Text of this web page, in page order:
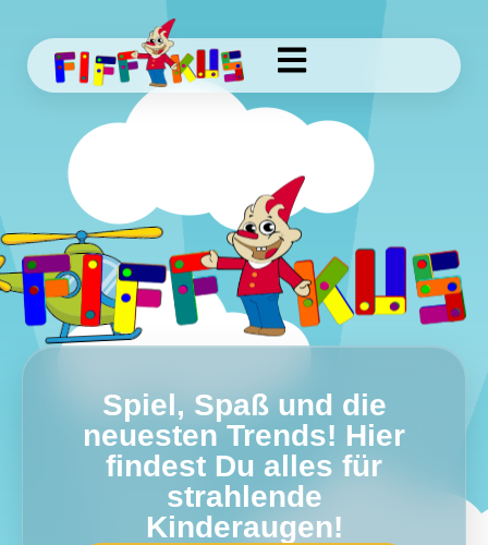
Spiel, Spaß und die
neuesten Trends! Hier
findest Du alles für
strahlende
Kinderaugen!